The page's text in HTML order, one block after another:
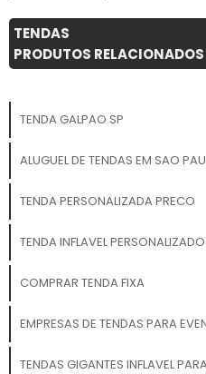
TENDAS
PRODUTOS RELACIONADOS
TENDA GALPAO SP
ALUGUEL DE TENDAS EM SAO
TENDA PERSONALIZADA PRECO
TENDA INFLAVEL
COMPRAR TENDA FIXA
EMPRESAS DE TENDAS PARA
TENDAS GIGANTES INFLAVEL